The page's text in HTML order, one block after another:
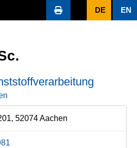
DE EN
52074 Aachen